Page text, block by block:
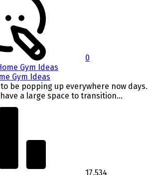
0
Gym Ideas
be popping up everywhere now days.
a large space to transition...
17.534